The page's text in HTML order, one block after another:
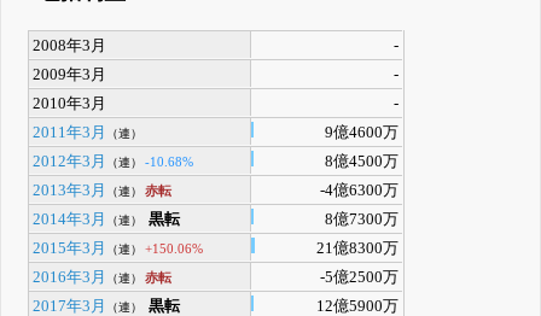
2008年3月
-
2009年3月
-
2010年3月
-
2011年3月
（連）
9億4600万
2012年3月
（連） -10.68%
8億4500万
2013年3月
（連） 赤転
-4億6300万
2014年3月
（連） 黒転
8億7300万
2015年3月
（連） +150.06%
21億8300万
2016年3月
（連） 赤転
-5億2500万
2017年3月
（連） 黒転
12億5900万